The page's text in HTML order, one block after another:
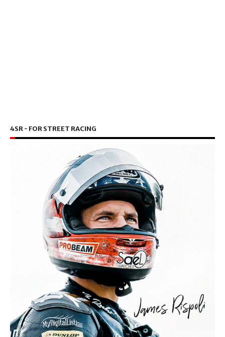
4SR - FOR STREET RACING